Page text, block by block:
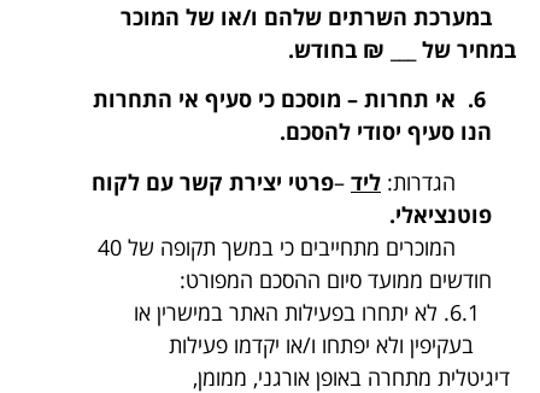
במערכת השרתים שלהם ו/או של המוכר
במחיר של ___ ₪ בחודש.
אי תחרות – מוסכם כי סעיף אי התחרות
הנו סעיף יסודי להסכם.
הגדרות: ליד –פרטי יצירת קשר עם לקוח
פוטנציאלי.
חודשים ממועד סיום ההסכם המפורט:
6.1. לא יתחרו בפעילות האתר במישרין או
בעקיפין ולא יפתחו ו/או יקדמו פעילות
דיגיטלית מתחרה באופן אורגני, ממומן,